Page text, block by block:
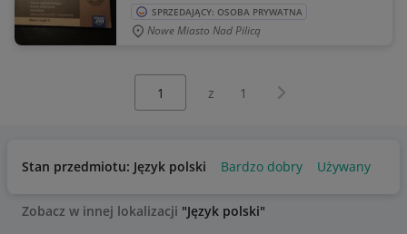
SPRZEDAJĄCY: OSOBA PRYWATNA
Nowe Miasto Nad Pilicą
z 1 Następna strona
Stan przedmiotu: Język polski Bardzo dobry Używany
Zobacz w innej lokalizacji "Język polski"